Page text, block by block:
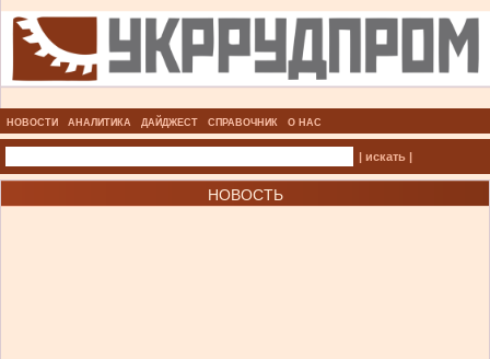
НОВОСТИ АНАЛИТИКА ДАЙДЖЕСТ СПРАВОЧНИК О НАС
| искать |
НОВОСТЬ